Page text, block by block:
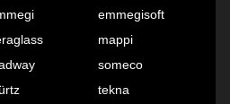
emmegisoft
mappi
someco
tekna